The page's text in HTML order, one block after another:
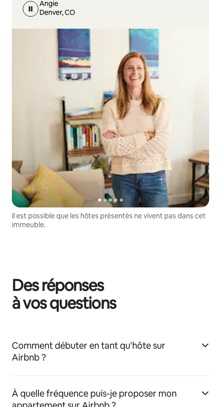
Angie
Denver, CO
Il est possible que les hôtes présentés ne vivent pas dans cet
immeuble.
Des réponses
à vos questions
Comment débuter en tant qu'hôte sur
Airbnb ?
À quelle fréquence puis-je proposer mon